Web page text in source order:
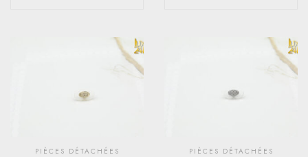
PIÈCES DÉTACHÉES PIÈCES DÉTACHÉES